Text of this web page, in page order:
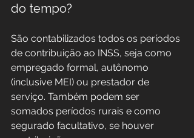
do tempo?
São contabilizados todos os períodos
de contribuição ao INSS, seja como
empregado formal, autônomo
(inclusive MEI) ou prestador de
serviço. Também podem ser
somados períodos rurais e como
segurado facultativo, se houver